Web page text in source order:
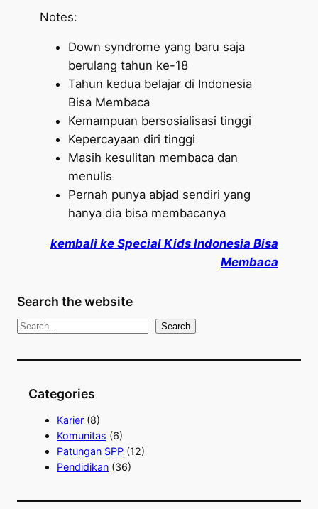
Notes:
Down syndrome yang baru saja
berulang tahun ke-18
Tahun kedua belajar di Indonesia
Bisa Membaca
Kemampuan bersosialisasi tinggi
Kepercayaan diri tinggi
Masih kesulitan membaca dan
menulis
Pernah punya abjad sendiri yang
hanya dia bisa membacanya
kembali ke Special Kids Indonesia Bisa
Membaca
Search the website
S
a
Search
Categories
Karier (8)
Komunitas (6)
Patungan SPP (12)
Pendidikan (36)